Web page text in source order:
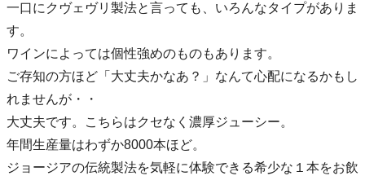
一口にクヴェヴリ製法と言っても、いろんなタイプがありま
す。
ワインによっては個性強めのものもあります。
ご存知の方ほど「大丈夫かなあ？」なんて心配になるかもし
れませんが・・
大丈夫です。こちらはクセなく濃厚ジューシー。
年間生産量はわずか8000本ほど。
ジョージアの伝統製法を気軽に体験できる希少な１本をお飲